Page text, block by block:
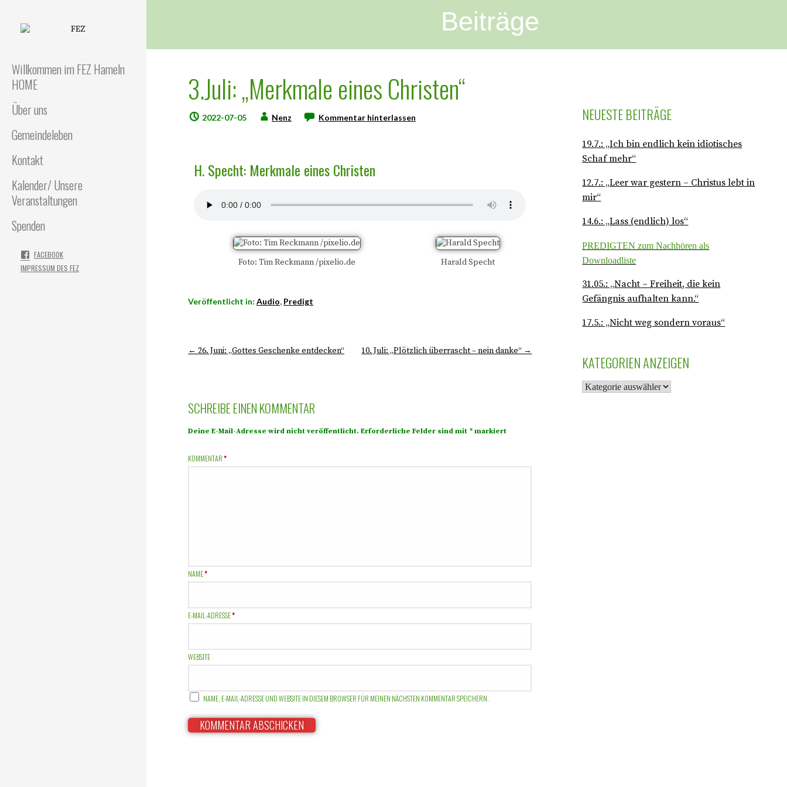
Willkommen im FEZ Hameln
HOME
Über uns
Gemeindeleben
Kontakt
Kalender/ Unsere
Veranstaltungen
Spenden
FACEBOOK
IMPRESSUM DES FEZ
Beiträge
3.Juli: „Merkmale eines Christen“
2022-07-05 Nenz Kommentar hinterlassen
H. Specht: Merkmale eines Christen
Foto: Tim Reckmann /pixelio.de Harald Specht
Veröffentlicht in: Audio, Predigt
← 26. Juni: „Gottes Geschenke entdecken“ 10. Juli: „Plötzlich überrascht – nein danke“ →
SCHREIBE EINEN KOMMENTAR
Deine E-Mail-Adresse wird nicht veröffentlicht. Erforderliche Felder sind mit * markiert
KOMMENTAR*
NAME*
E-MAIL-ADRESSE*
WEBSITE
NAME, E-MAIL-ADRESSE UND WEBSITE IN DIESEM BROWSER FÜR MEINEN NÄCHSTEN KOMMENTAR SPEICHERN.
NEUESTE BEITRÄGE
19.7.: „Ich bin endlich kein idiotisches
Schaf mehr“
12.7.: „Leer war gestern – Christus lebt in
mir“
14.6.: „Lass (endlich) los“
PREDIGTEN zum Nachhören als
Downloadliste
31.05.: „Nacht – Freiheit, die kein
Gefängnis aufhalten kann.“
17.5.: „Nicht weg sondern voraus“
KATEGORIEN ANZEIGEN